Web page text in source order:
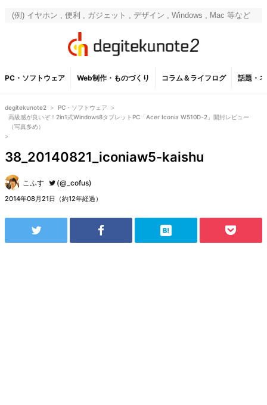
PC・ソフトウェア Web制作・ものづくり コラム＆ライフログ 話題・
degitekunote2 > PC・ソフトウェア
>
高級感が良いぞ！2in1式Windows8タブレットPC「Acer Iconia W510D-2」開封レビュー
（写真多め）
>
38_20140821_iconiaw5-kaishu
こふす (@_cofus)
2014年08月21日（約12年経過）